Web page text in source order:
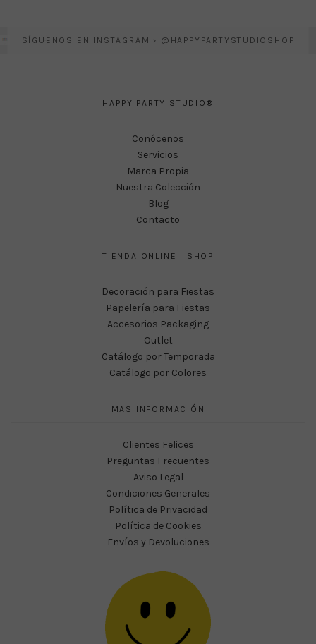
SÍGUENOS EN INSTAGRAM › @HAPPYPARTYSTUDIOSHOP
HAPPY PARTY STUDIO®
Conócenos
Servicios
Marca Propia
Nuestra Colección
Blog
Contacto
TIENDA ONLINE I SHOP
Decoración para Fiestas
Papelería para Fiestas
Accesorios Packaging
Outlet
Catálogo por Temporada
Catálogo por Colores
MAS INFORMACIÓN
Clientes Felices
Preguntas Frecuentes
Aviso Legal
Condiciones Generales
Política de Privacidad
Política de Cookies
Envíos y Devoluciones